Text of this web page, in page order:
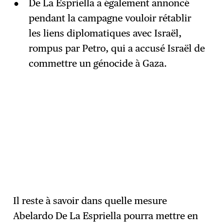
De La Espriella a également annoncé
pendant la campagne vouloir rétablir
les liens diplomatiques avec Israël,
rompus par Petro, qui a accusé Israël de
commettre un génocide à Gaza.
Il reste à savoir dans quelle mesure
Abelardo De La Espriella pourra mettre en